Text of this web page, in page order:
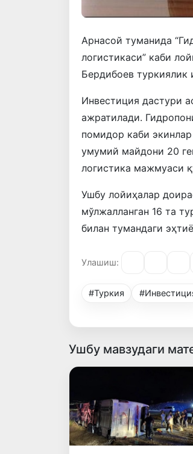
Арнасой туманида
логистикаси” каби
Бердибоев
Инвестиция дастури
ажратилади.
помидор каби
умумий майдони 20
логистика мажмуаси
Ушбу лойиҳалар
мўлжалланган 16 та
билан тумандаги
Улашиш:
#Туркия
Ушбу мавзудаги